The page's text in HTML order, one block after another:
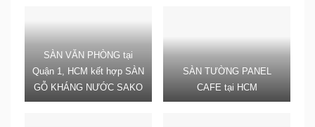
SÀN VĂN PHÒNG tại
Quận 1, HCM kết hợp SÀN
GỖ KHÁNG NƯỚC SAKO
SÀN TƯỜNG PANEL
CAFE tại HCM